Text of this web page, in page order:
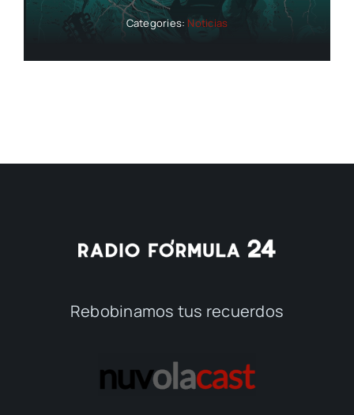
Categories: Noticias
Rebobinamos tus recuerdos